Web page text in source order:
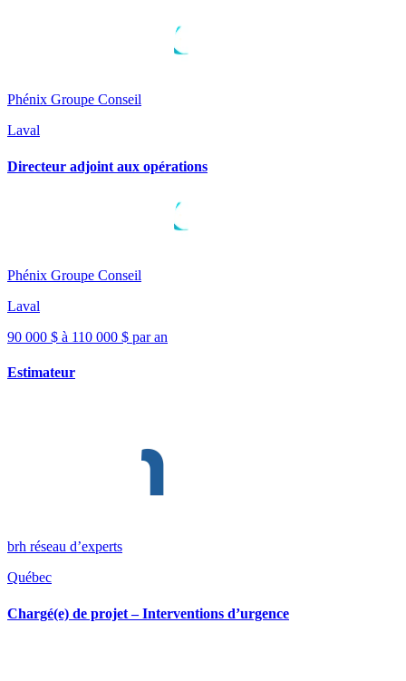
Phénix Groupe Conseil
Laval
Directeur adjoint aux opérations
Phénix Groupe Conseil
Laval
90 000 $ à 110 000 $ par an
Estimateur
brh réseau d’experts
Québec
Chargé(e) de projet – Interventions d’urgence